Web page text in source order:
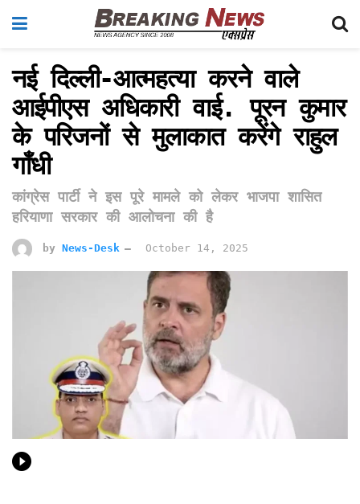
नई दिल्ली-आत्महत्या करने वाले
आईपीएस अधिकारी वाई. पूरन कुमार
के परिजनों से मुलाकात करेंगे राहुल
गाँधी
कांग्रेस पार्टी ने इस पूरे मामले को लेकर भाजपा शासित
हरियाणा सरकार की आलोचना की है
by News-Desk October 14, 2025